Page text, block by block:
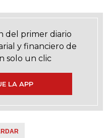
del primer diario
y financiero de
solo un clic
LA APP